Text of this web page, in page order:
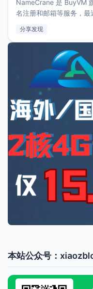
NameCrane 是 BuyVM
名注册和邮箱等服务，
又实惠的域名邮箱，不
分享发现
本站公众号：